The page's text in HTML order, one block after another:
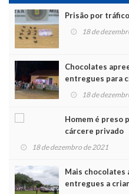
Prisão por
18 de
Chocolates
entregues para
Noel
18 de
Homem é preso
cárcere privado
18 de dezembro de 2021
Mais chocolates
entregues a